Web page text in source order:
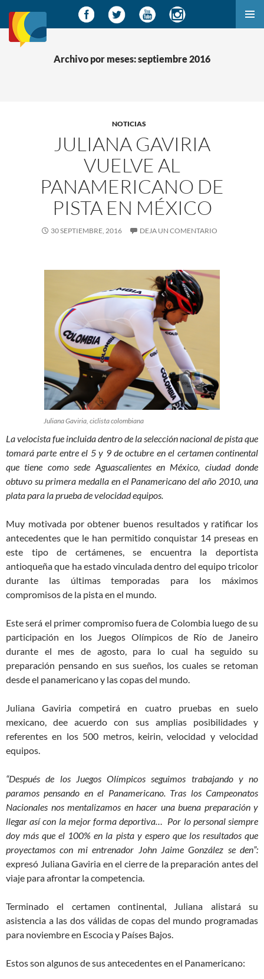
SALTAR
AL
CONTENIDO
Archivo por meses: septiembre 2016
NOTICIAS
JULIANA GAVIRIA
VUELVE AL
PANAMERICANO DE
PISTA EN MÉXICO
30 SEPTIEMBRE, 2016 DEJA UN COMENTARIO
Juliana Gaviria, ciclista colombiana
La velocista fue incluida dentro de la selección nacional de pista que
tomará parte entre el 5 y 9 de octubre en el certamen continental
que tiene como sede Aguascalientes en México, ciudad donde
obtuvo su primera medalla en el Panamericano del año 2010, una
plata para la prueba de velocidad equipos.
Muy motivada por obtener buenos resultados y ratificar los
antecedentes que le han permitido conquistar 14 preseas en
este tipo de certámenes, se encuentra la deportista
antioqueña que ha estado vinculada dentro del equipo tricolor
durante las últimas temporadas para los máximos
compromisos de la pista en el mundo.
Este será el primer compromiso fuera de Colombia luego de su
participación en los Juegos Olímpicos de Río de Janeiro
durante el mes de agosto, para lo cual ha seguido su
preparación pensando en sus sueños, los cuales se retoman
desde el panamericano y las copas del mundo.
Juliana Gaviria competirá en cuatro pruebas en suelo
mexicano, dee acuerdo con sus amplias posibilidades y
referentes en los 500 metros, keirin, velocidad y velocidad
equipos.
“Después de los Juegos Olímpicos seguimos trabajando y no
paramos pensando en el Panamericano. Tras los Campeonatos
Nacionales nos mentalizamos en hacer una buena preparación y
llegar así con la mejor forma deportiva… Por lo personal siempre
doy más que el 100% en la pista y espero que los resultados que
proyectamos con mi entrenador John Jaime González se den”:
expresó Juliana Gaviria en el cierre de la preparación antes del
viaje para afrontar la competencia.
Terminado el certamen continental, Juliana alistará su
asistencia a las dos válidas de copas del mundo programadas
para noviembre en Escocia y Países Bajos.
Estos son algunos de sus antecedentes en el Panamericano: